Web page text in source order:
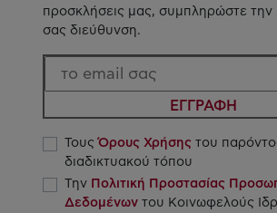
προσκλήσεις μας, συμπληρώστε την
σας διεύθυνση.
ΕΓΓΡΑΦΗ
ΤουςΌρους Χρήσης του
διαδικτυακού τόπου
Την Πολιτική Προστασίας
Δεδομένων του Κοινωφελούς